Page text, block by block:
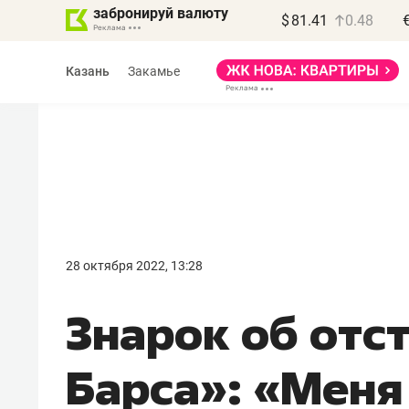
забронируй валюту $ 81.41 0.48
Казань Закамье
28 октября 2022, 13:28
Знарок об
Барса»:
правил, бизнес может
потерять минимум
полгода»